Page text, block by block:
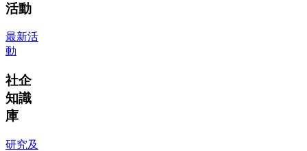
活動
最新活
動
社企
知識
庫
研究及